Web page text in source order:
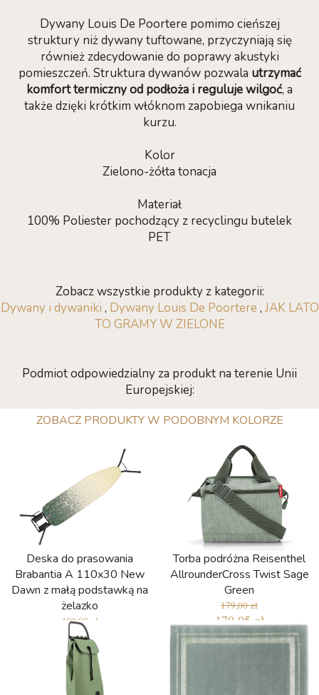
Dywany Louis De Poortere pomimo cieńszej
struktury niż dywany tuftowane, przyczyniają się
również zdecydowanie do poprawy akustyki
pomieszczeń. Struktura dywanów pozwala utrzymać
komfort termiczny od podłoża i reguluje wilgoć, a
także dzięki krótkim włóknom zapobiega wnikaniu
kurzu.
Kolor
Zielono-żółta tonacja
Materiał
100% Poliester pochodzący z recyclingu butelek
PET
Zobacz wszystkie produkty z kategorii:
Dywany i dywaniki , Dywany Louis De Poortere , JAK LATO
TO GRAMY W ZIELONE
Podmiot odpowiedzialny za produkt na terenie Unii
Europejskiej:
ZOBACZ PRODUKTY W PODOBNYM KOLORZE
Deska do prasowania
Brabantia A 110x30 New
Dawn z małą podstawką na
żelazko
409,00 zł
368,10 zł
Torba podróżna Reisenthel
AllrounderCross Twist Sage
Green
179,00 zł
170,05 zł